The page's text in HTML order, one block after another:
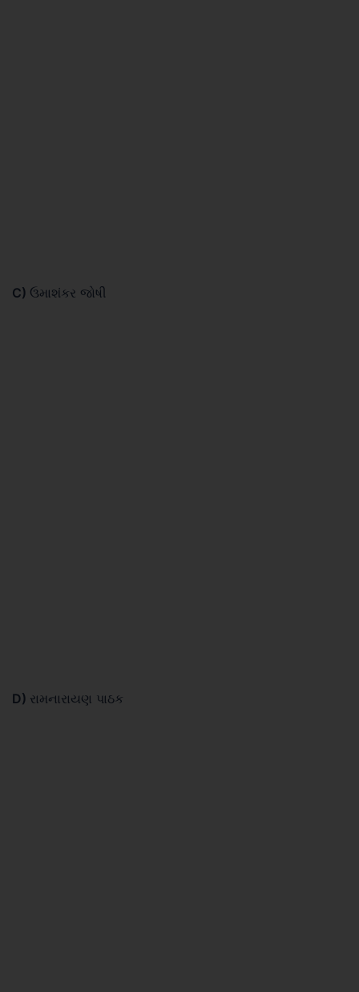
C) ઉમાશંકર જોષી
D) રામનારાયણ પાઠક